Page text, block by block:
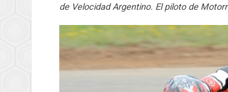
de Velocidad Argentino. El piloto de